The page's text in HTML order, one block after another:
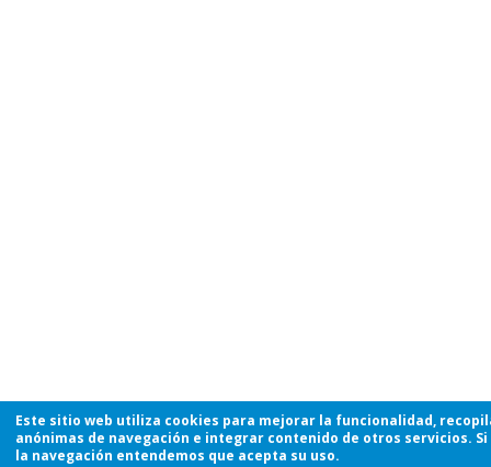
Este sitio web utiliza cookies para mejorar la funcionalidad,
anónimas de navegación e integrar contenido de otros servicios.
la navegación entendemos que acepta su uso.